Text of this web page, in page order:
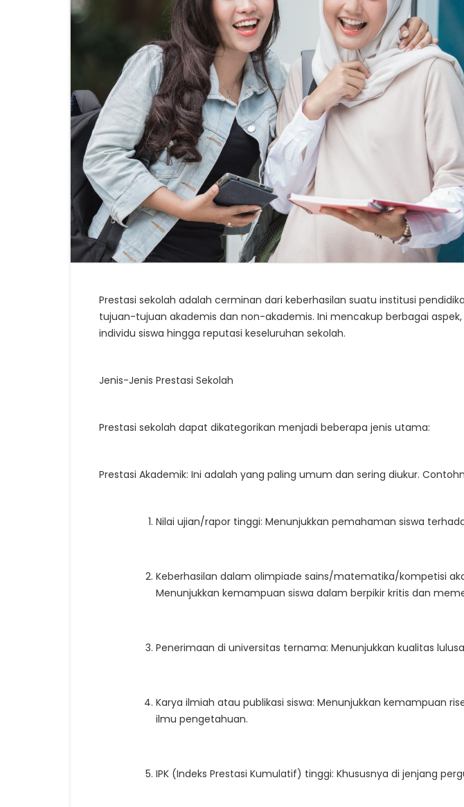
Prestasi sekolah adalah cerminan dari keberhasilan suatu institusi
tujuan-tujuan akademis dan non-akademis. Ini mencakup berbagai
individu siswa hingga reputasi keseluruhan sekolah.
Jenis-Jenis Prestasi Sekolah
Prestasi sekolah dapat dikategorikan menjadi beberapa jenis utama:
Prestasi Akademik: Ini adalah yang paling umum dan sering diukur.
Nilai ujian/rapor tinggi: Menunjukkan pemahaman siswa
Keberhasilan dalam olimpiade sains/matematika/kompetisi
Menunjukkan kemampuan siswa dalam berpikir kritis dan
Penerimaan di universitas ternama: Menunjukkan kualitas
Karya ilmiah atau publikasi siswa: Menunjukkan kemampuan
ilmu pengetahuan.
IPK (Indeks Prestasi Kumulatif) tinggi: Khususnya di jenjang